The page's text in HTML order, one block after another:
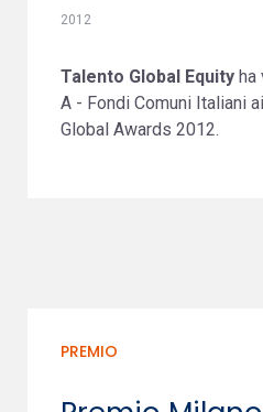
2012
Talento Global Equity ha
A - Fondi Comuni Italiani
Global Awards 2012.
PREMIO